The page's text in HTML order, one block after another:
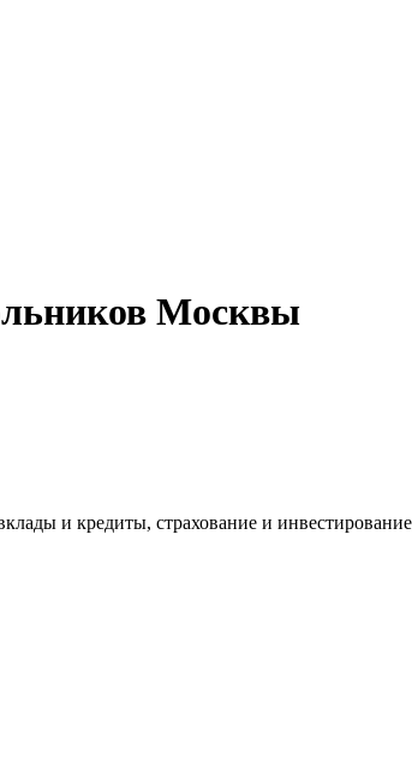
Москвы
и кредиты, страхование и